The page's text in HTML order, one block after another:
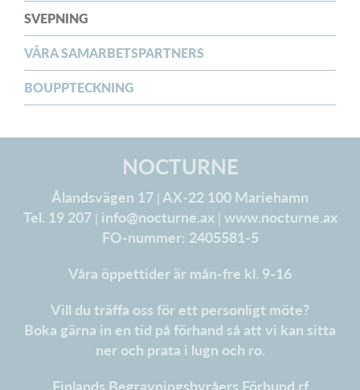
SVEPNING
VÅRA SAMARBETSPARTNERS
BOUPPTECKNING
NOCTURNE
Ålandsvägen 17 | AX-22 100 Mariehamn
Tel. 19 207 | info@nocturne.ax| www.nocturne.ax
FO-nummer: 2405581-5
Våra öppettider är mån-fre kl. 9-16
Vill du träffa oss för ett personligt möte?
Boka gärna in en tid på förhand så att vi kan sitta
ner och prata i lugn och ro.
Finlands Begravningsbyråers Förbund rf